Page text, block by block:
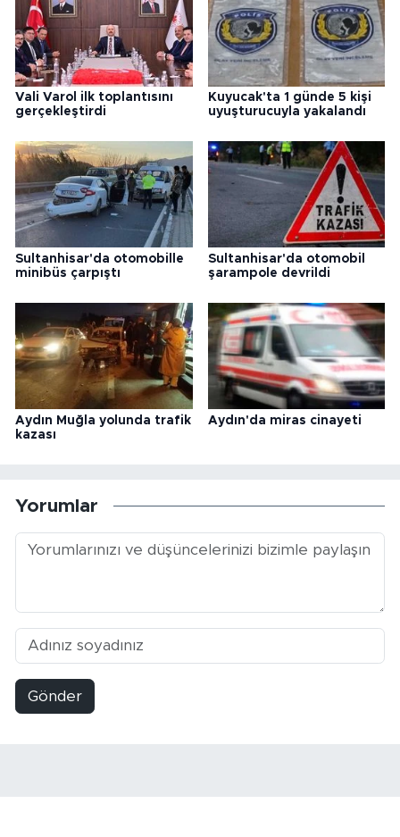
Vali Varol ilk toplantısını
gerçekleştirdi
Kuyucak'ta 1 günde 5 kişi
uyuşturucuyla yakalandı
Sultanhisar'da otomobille
minibüs çarpıştı
Sultanhisar'da otomobil
şarampole devrildi
Aydın Muğla yolunda trafik
kazası
Aydın'da miras cinayeti
Yorumlar
Gönder